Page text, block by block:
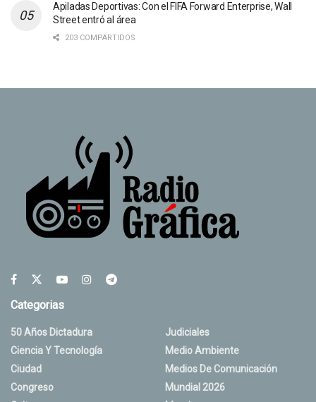
Apiladas Deportivas: Con el FIFA Forward Enterprise, Wall
Street entró al área
203 COMPARTIDOS
Categorias
50 Años Dictadura
Ciencia Y Tecnología
Ciudad
Congreso
Judiciales
Medio Ambiente
Medios De Comunicación
Mundial 2026